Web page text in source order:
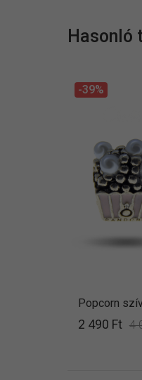
Hasonló
-39%
2 490 Ft 4